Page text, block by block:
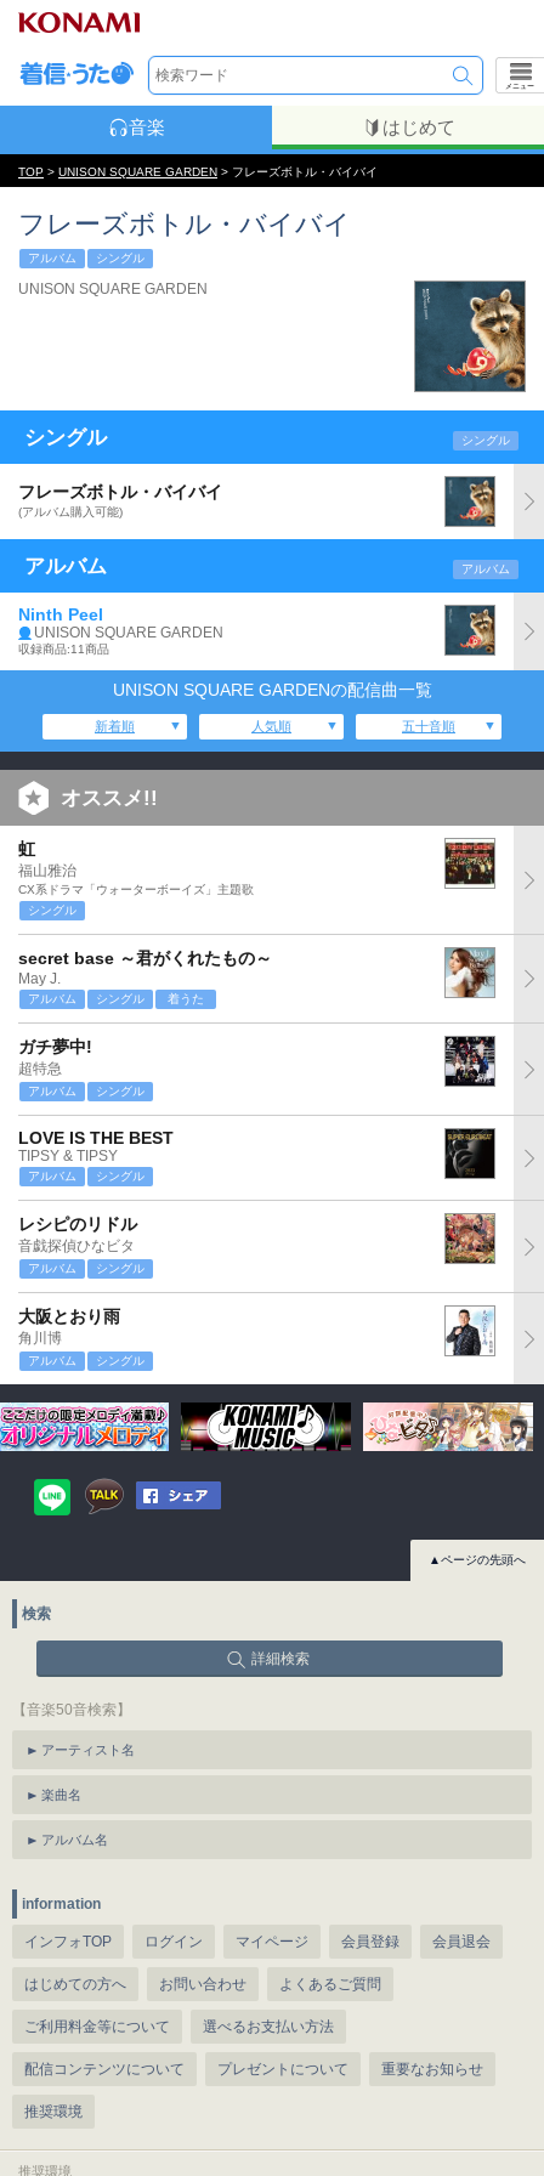
メニュー
音楽 はじめて
TOP > UNISON SQUARE GARDEN > フレーズボトル・バイバイ
フレーズボトル・バイバイ
アルバム シングル
UNISON SQUARE GARDEN
シングル シングル
フレーズボトル・バイバイ
(アルバム購入可能)
アルバム アルバム
Ninth Peel
UNISON SQUARE GARDEN
収録商品:11商品
UNISON SQUARE GARDENの配信曲一覧
新着順 人気順 五十音順
オススメ!!
虹
福山雅治
CX系ドラマ「ウォーターボーイズ」主題歌
シングル
secret base ～君がくれたもの～
May J.
アルバム シングル 着うた
ガチ夢中!
超特急
アルバム シングル
LOVE IS THE BEST
TIPSY & TIPSY
アルバム シングル
レシピのリドル
音戯探偵ひなビタ
アルバム シングル
大阪とおり雨
角川博
アルバム シングル
▲ページの先頭へ
検索
詳細検索
【音楽50音検索】
アーティスト名
楽曲名
アルバム名
information
インフォTOP ログイン マイページ 会員登録 会員退会
はじめての方へ お問い合わせ よくあるご質問
ご利用料金等について 選べるお支払い方法
配信コンテンツについて プレゼントについて 重要なお知らせ
推奨環境
推奨環境